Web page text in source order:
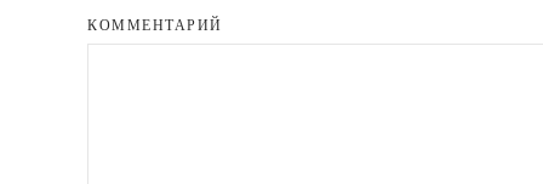
КОММЕНТАРИЙ